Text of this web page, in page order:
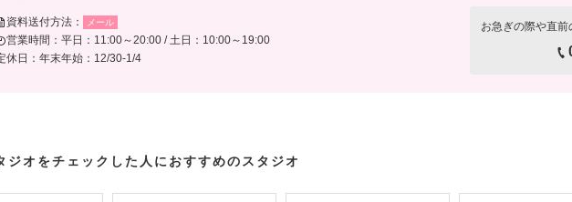
資料送付方法： メール
営業時間：平日：11:00～20:00 / 土日：10:00～19:00
休日：年末年始：12/30-1/4
お急ぎの際や直
ジオをチェックした人におすすめのスタジオ